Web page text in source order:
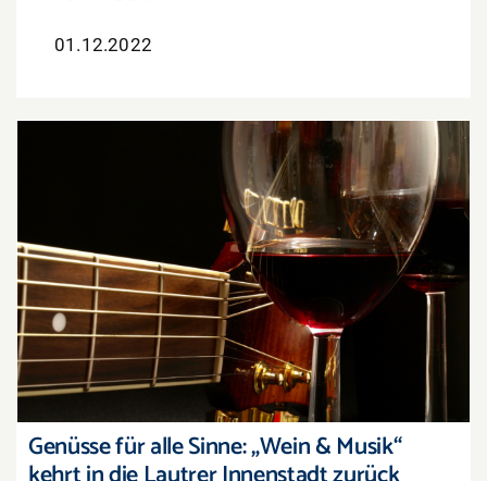
01.12.2022
Genüsse für alle Sinne: „Wein & Musik“ kehrt in
die Lautrer Innenstadt zurück
Genüsse für alle Sinne: „Wein & Musik“